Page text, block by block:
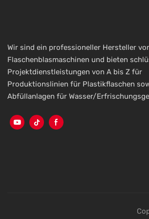
Wir sind ein professioneller Hersteller
Flaschenblasmaschinen und bieten
Projektdienstleistungen von A bis Z für
Produktionslinien für Plastikflaschen
Abfüllanlagen für Wasser/